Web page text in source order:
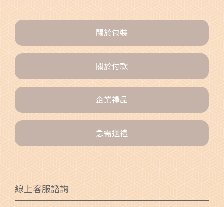
關於包裝
關於付款
企業禮品
急需送禮
線上客服諮詢